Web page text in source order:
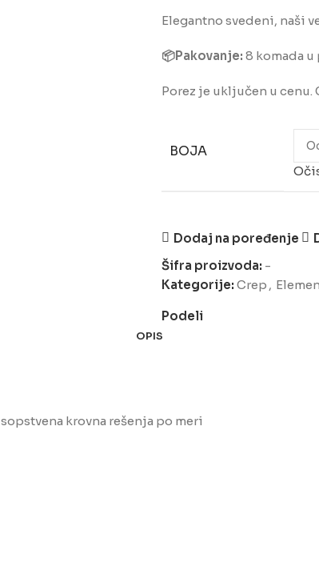
Elegantno svedeni, naši
📦Pakovanje: 8 komada u
Porez je uključen u cenu.
BOJA
Dodaj na poređenje
Šifra proizvoda: -
Kategorije: Crep ,
Podeli
OPIS
krovna rešenja po meri